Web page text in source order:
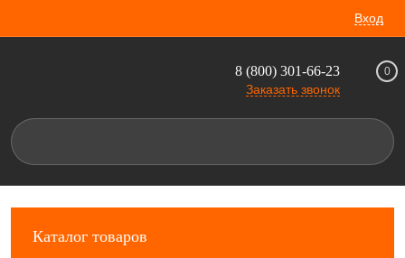
Вход
8 (800) 301-66-23
Заказать звонок
0
Каталог товаров